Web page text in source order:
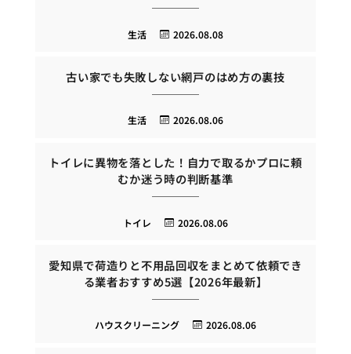
2026.08.08
生活
古い家でも失敗しない網戸のはめ方の裏技
2026.08.06
生活
トイレに異物を落とした！自力で取るかプロに頼
むか迷う時の判断基準
2026.08.06
トイレ
愛知県で荷造りと不用品回収をまとめて依頼でき
る業者おすすめ5選【2026年最新】
2026.08.06
ハウスクリーニング